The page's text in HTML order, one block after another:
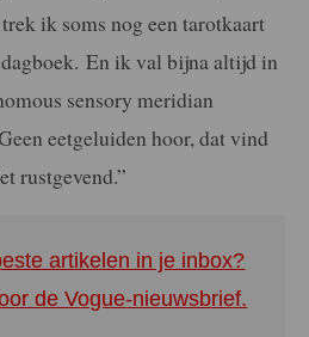
ik soms nog een tarotkaart
En ik val bijna altijd in
sensory meridian
eetgeluiden hoor, dat vind
rustgevend.”
artikelen in je inbox?
de Vogue-nieuwsbrief.